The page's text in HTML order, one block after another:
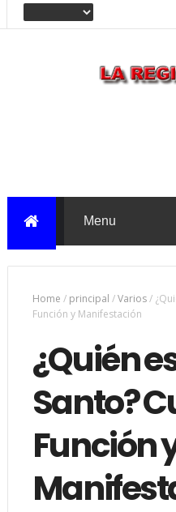
Home / principal /Varios/
Función y Manifestación
¿Quién
Santo?
Función